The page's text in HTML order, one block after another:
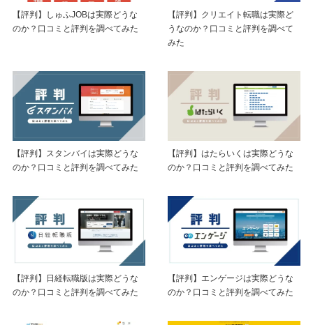
【評判】しゅふJOBは実際どうな
のか？口コミと評判を調べてみた
【評判】クリエイト転職は実際ど
うなのか？口コミと評判を調べて
みた
【評判】スタンバイは実際どうな
のか？口コミと評判を調べてみた
【評判】はたらいくは実際どうな
のか？口コミと評判を調べてみた
【評判】日経転職版は実際どうな
のか？口コミと評判を調べてみた
【評判】エンゲージは実際どうな
のか？口コミと評判を調べてみた